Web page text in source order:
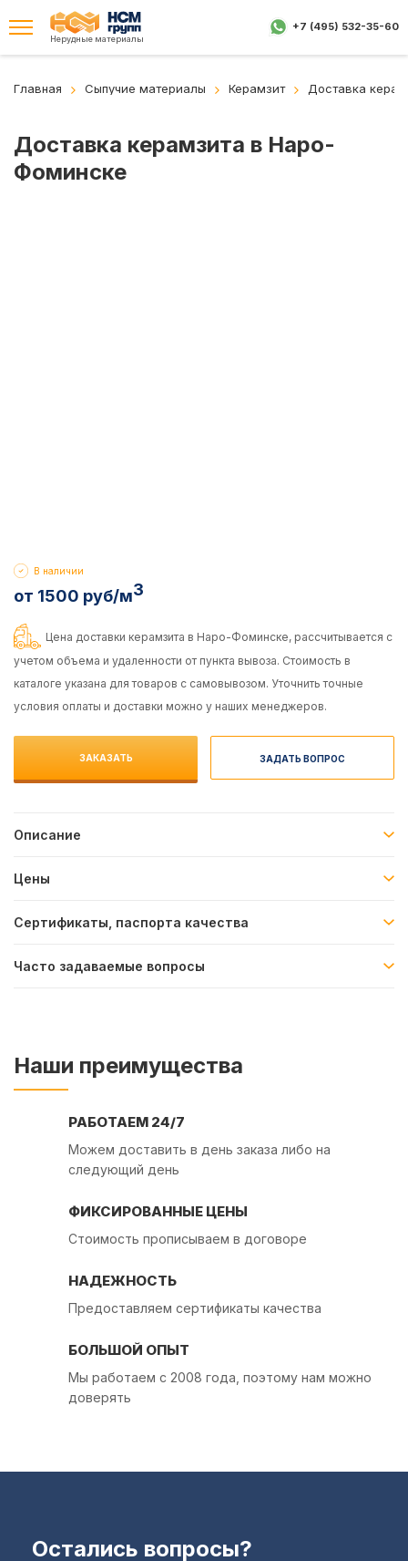
Нерудные материалы
+7 (495) 532-35-60
Главная Сыпучие материалы Керамзит Доставка
Доставка керамзита в Наро-
Фоминске
от 1500 руб/м3
В наличии
Цена доставки керамзита в Наро-Фоминске, рассчитывается с
учетом объема и удаленности от пункта вывоза. Стоимость в
каталоге указана для товаров с самовывозом. Уточнить точные
условия оплаты и доставки можно у наших менеджеров.
ЗАКАЗАТЬ ЗАДАТЬ ВОПРОС
Описание
Цены
Сертификаты, паспорта качества
Часто задаваемые вопросы
Наши преимущества
РАБОТАЕМ 24/7
Можем доставить в день заказа либо на
следующий день
ФИКСИРОВАННЫЕ ЦЕНЫ
Стоимость прописываем в договоре
НАДЕЖНОСТЬ
Предоставляем сертификаты качества
БОЛЬШОЙ ОПЫТ
Мы работаем с 2008 года, поэтому нам можно
доверять
Остались вопросы?